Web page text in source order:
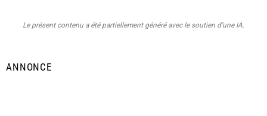
Le présent contenu a été partiellement généré avec le soutien d’une IA.
ANNONCE